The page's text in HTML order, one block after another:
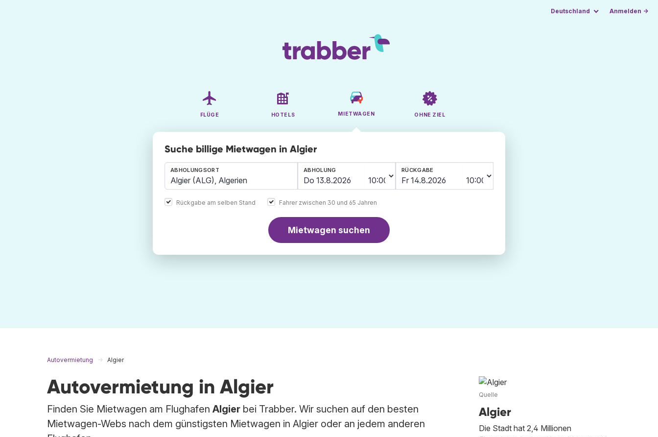
Deutschland Anmelden →
FLÜGE HOTELS MIETWAGEN OHNE ZIEL
Suche billige Mietwagen in Algier
ABHOLUNGSORT ABHOLUNG RÜCKGABE
Rückgabe am selben Stand Fahrer zwischen 30 und 65 Jahren
Mietwagen suchen
Autovermietung Algier
Autovermietung in Algier
Finden Sie Mietwagen am Flughafen Algier bei Trabber. Wir suchen auf den besten
Mietwagen-Webs nach dem günstigsten Mietwagen in Algier oder an jedem anderen
Quelle
Algier
Die Stadt hat 2,4 Millionen